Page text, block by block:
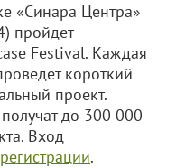
«Синара Центра»
пройдет
Festival. Каждая
короткий
проект.
до 300 000
Вход
регистрации.